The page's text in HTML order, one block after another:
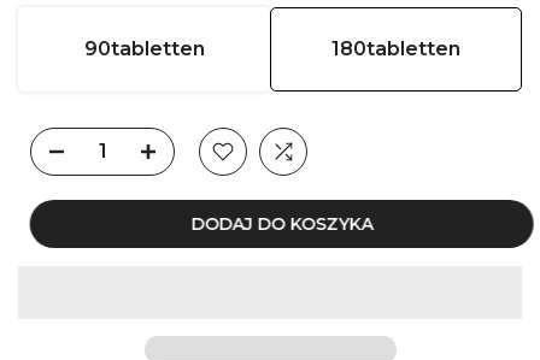
90tabletten 180tabletten
DODAJ DO KOSZYKA